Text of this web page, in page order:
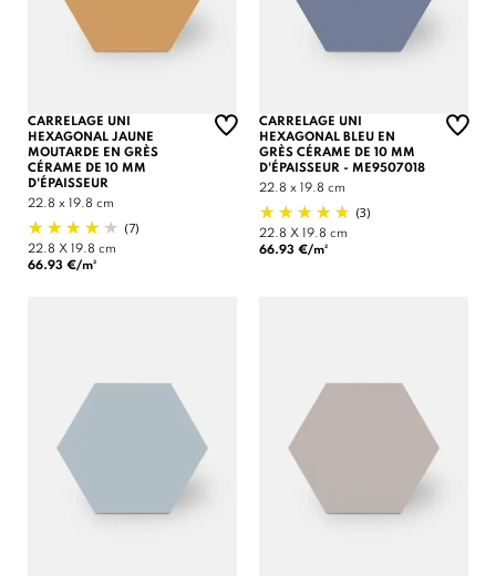
CARRELAGE UNI
HEXAGONAL JAUNE
MOUTARDE EN GRÈS
CÉRAME DE 10 MM
D'ÉPAISSEUR
22.8 x 19.8 cm
(7)
22.8 X 19.8 cm
66.93 €/m²
CARRELAGE UNI
HEXAGONAL BLEU EN
GRÈS CÉRAME DE 10 MM
D'ÉPAISSEUR - ME9507018
22.8 x 19.8 cm
(3)
22.8 X 19.8 cm
66.93 €/m²